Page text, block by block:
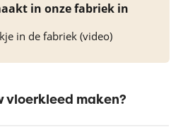
in onze fabriek in
in de fabriek (video)
vloerkleed maken?